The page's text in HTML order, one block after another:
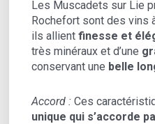
Les Muscadets sur Lie
Rochefort sont des vins
ils allient finesse et
très minéraux et d’une
conservant une belle
Accord :Ces
unique qui s’accorde